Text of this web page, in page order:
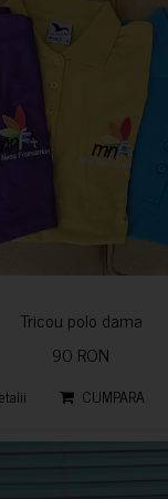
Tricou polo dama
90 RON
CUMPARA